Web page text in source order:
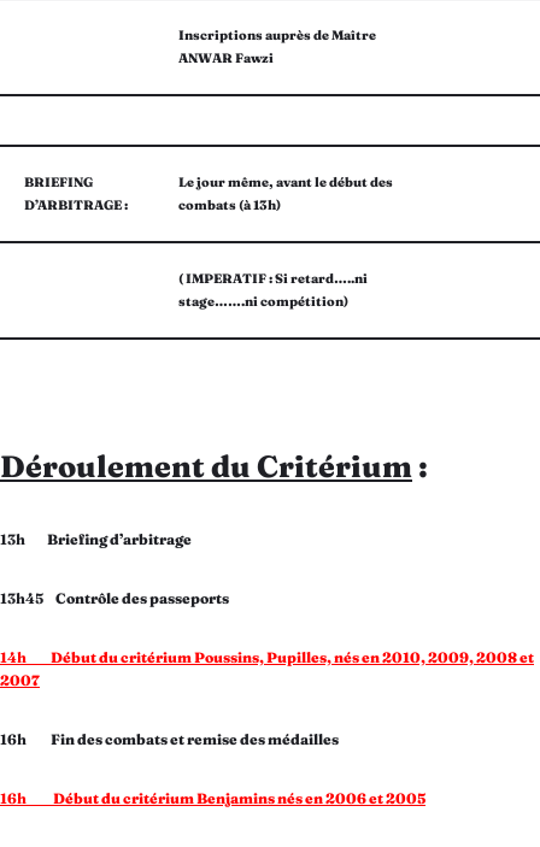
Inscriptions auprès de Maître
ANWAR Fawzi
BRIEFING
D’ARBITRAGE :
Le jour même, avant le début des
combats (à 13h)
( IMPERATIF : Si retard…..ni
stage…….ni compétition)
Déroulement du Critérium :
13h Briefing d’arbitrage
13h45 Contrôle des passeports
14h Début du critérium Poussins, Pupilles, nés en 2010, 2009, 2008 et
2007
16h Fin des combats et remise des médailles
16h Début du critérium Benjamins nés en 2006 et 2005